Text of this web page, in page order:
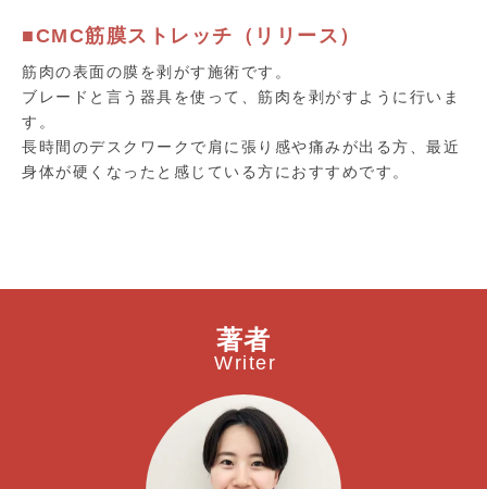
■CMC筋膜ストレッチ（リリース）
筋肉の表面の膜を剥がす施術です。
ブレードと言う器具を使って、筋肉を剥がすように行いま
す。
長時間のデスクワークで肩に張り感や痛みが出る方、最近
身体が硬くなったと感じている方におすすめです。
著者
Writer